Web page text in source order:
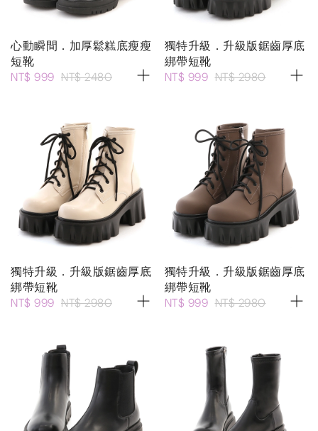
心動瞬間．加厚鬆糕底瘦瘦
短靴
NT$ 999 NT$ 2480
獨特升級．升級版鋸齒厚底
綁帶短靴
NT$ 999 NT$ 2980
獨特升級．升級版鋸齒厚底
綁帶短靴
NT$ 999 NT$ 2980
獨特升級．升級版鋸齒厚底
綁帶短靴
NT$ 999 NT$ 2980